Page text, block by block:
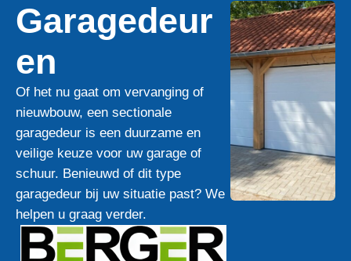
Garagedeur
en
Of het nu gaat om vervanging of
nieuwbouw, een sectionale
garagedeur is een duurzame en
veilige keuze voor uw garage of
schuur. Benieuwd of dit type
garagedeur bij uw situatie past? We
helpen u graag verder.